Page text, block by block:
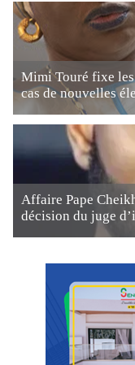
Mimi Touré fixe
cas de nouvelles
Affaire Pape
décision du juge